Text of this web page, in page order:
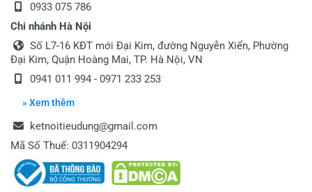
0933 075 786
Chi nhánh Hà Nội
Số L7-16 KĐT mới Đại Kim, đường Nguyễn Xiển, Phường
Đại Kim, Quận Hoàng Mai, TP. Hà Nội, VN
0941 011 994 - 0971 233 253
» Xem thêm
ketnoitieudung@gmail.com
Mã Số Thuế: 0311904294